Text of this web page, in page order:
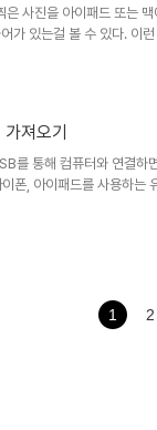
지 이처럼 아이폰 설..
사진을 아이패드 또는
가 있는걸 볼 수 있다. 이
포토스트림 기능을 활성
이드바 즐겨찾기를 이용
에서 포토스트림을 바로 볼
져오기
를 통해 컴퓨터와 연결하
폰, 아이패드를 사용하는
에 가져 오고 싶지만 아이
면 된다. 이미지 가져오는
1 2